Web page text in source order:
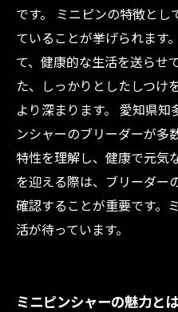
です。 ミニピンの特徴と
ていることが挙げられます
て、健康的な生活を送らせ
た、しっかりとしたしつけ
より深まります。 愛知県
ンシャーのブリーダーが多
特性を理解し、健康で元気
を迎える際は、ブリーダー
確認することが重要です。
活が待っています。
ミニピンシャーの魅力と